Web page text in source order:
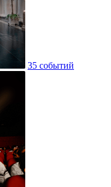
35 событий